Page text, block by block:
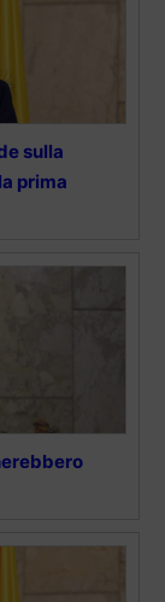
sulla
prima